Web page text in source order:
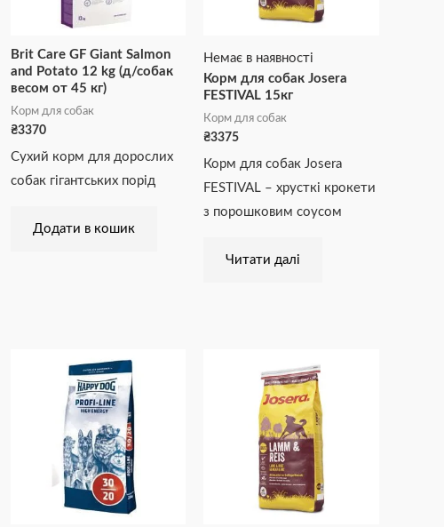
Brit Care GF Giant Salmon
and Potato 12 kg (д/собак
весом от 45 кг)
Корм для собак
₴3370
Сухий корм для дорослих
собак гігантських порід
Додати в кошик
Немає в наявності
Корм для собак Josera
FESTIVAL 15кг
Корм для собак
₴3375
Корм для собак Josera
FESTIVAL – хрусткі крокети
з порошковим соусом
Читати далі